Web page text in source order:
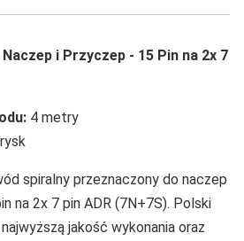
i Przyczep - 15 Pin na 2x 7
4 metry
spiralny przeznaczony do naczep
na 2x 7 pin ADR (7N+7S). Polski
jakość wykonania oraz